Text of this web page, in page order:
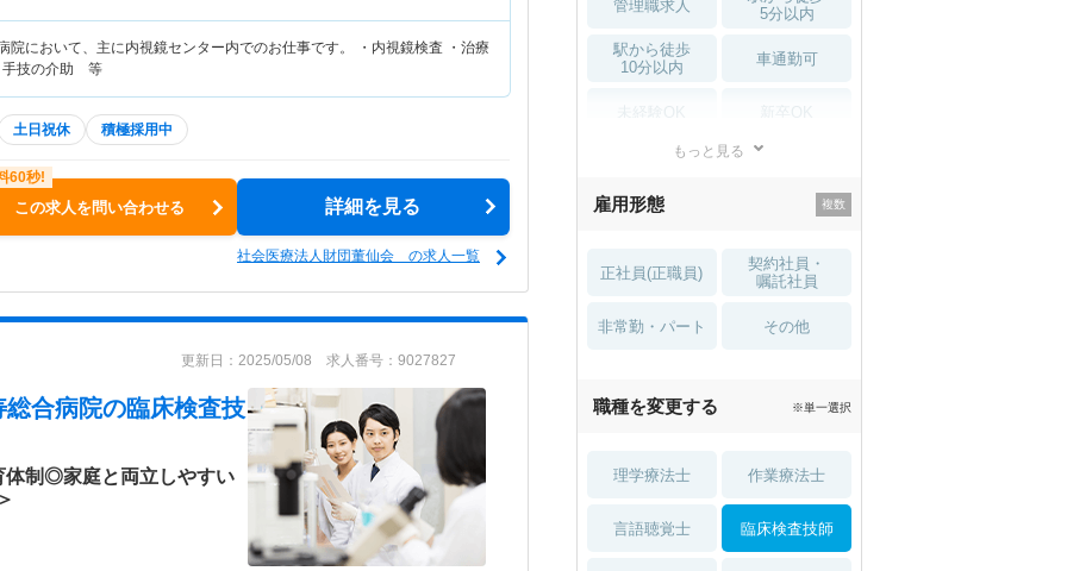
院において、主に内視鏡センター内でのお仕事です。 ・内視鏡検査 ・治療
手技の介助 等
土日祝休 積極採用中
この求人を問い合わせる 詳細を見る
社会医療法人財団董仙会 の求人一覧
更新日：2025/05/08 求人番号：9027827
総合病院の臨床検査技
体制◎家庭と両立しやすい
管理職求人
5分以内
駅から徒歩
10分以内
車通勤可
住宅手当・補助
土日祝休 無資格 OK
積極採用中 WEB面接OK
もっと見る
雇用形態
正社員(正職員)
契約社員・
嘱託社員
非常勤・パート その他
職種を変更する ※単一選択
理学療法士 作業療法士
言語聴覚士 臨床検査技師